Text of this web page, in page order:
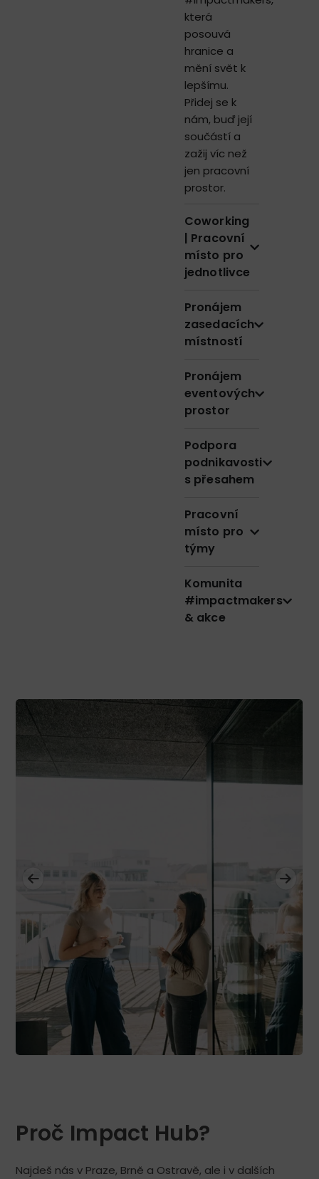
která
posouvá
hranice a
mění svět k
lepšímu.
Přidej se k
nám, buď její
součástí a
zažij víc než
jen pracovní
prostor.
Coworking
| Pracovní
místo pro
jednotlivce
Pronájem
zasedacích
místností
Pronájem
eventových
prostor
Podpora
podnikavosti
s přesahem
Pracovní
místo pro
týmy
Komunita
#impactmakers
& akce
Proč Impact Hub?
Najdeš nás v Praze, Brně a Ostravě, ale i v dalších